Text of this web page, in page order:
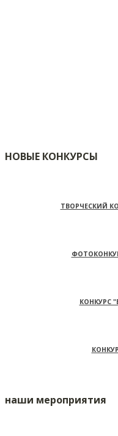
НОВЫЕ КОНКУРСЫ
ТВОРЧЕСКИЙ
КОНКУРС
наши мероприятия